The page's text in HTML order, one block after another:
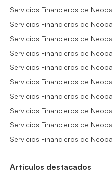
Servicios Financieros de
Servicios Financieros de
Servicios Financieros de
Servicios Financieros de
Servicios Financieros de
Servicios Financieros de
Servicios Financieros de
Servicios Financieros de
Servicios Financieros de
Servicios Financieros de
Artículos destacados